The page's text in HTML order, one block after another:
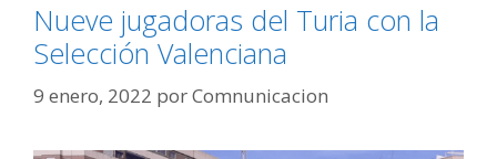
Nueve jugadoras del Turia con la
Selección Valenciana
9 enero, 2022 porComnunicacion